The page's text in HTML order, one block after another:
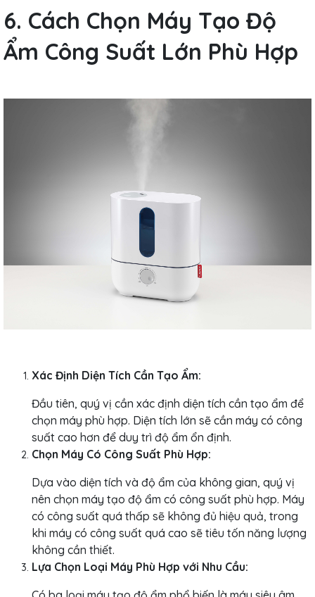
6. Cách Chọn Máy Tạo Độ
Ẩm Công Suất Lớn Phù Hợp
Xác Định Diện Tích Cần Tạo Ẩm:
Đầu tiên, quý vị cần xác định diện tích cần tạo ẩm để
chọn máy phù hợp. Diện tích lớn sẽ cần máy có công
suất cao hơn để duy trì độ ẩm ổn định.
Chọn Máy Có Công Suất Phù Hợp:
Dựa vào diện tích và độ ẩm của không gian, quý vị
nên chọn máy tạo độ ẩm có công suất phù hợp. Máy
có công suất quá thấp sẽ không đủ hiệu quả, trong
khi máy có công suất quá cao sẽ tiêu tốn năng lượng
không cần thiết.
Lựa Chọn Loại Máy Phù Hợp với Nhu Cầu: